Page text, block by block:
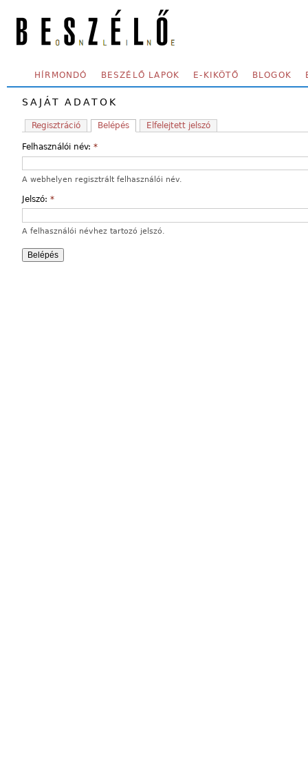
SECONDARY MENU
HÍRMONDÓ BESZÉLŐ LAPOK E-KIKÖTŐ BLOGOK
SAJÁT ADATOK
Regisztráció Belépés Elfelejtett jelszó
Felhasználói név: *
A webhelyen regisztrált felhasználói név.
Jelszó: *
A felhasználói névhez tartozó jelszó.